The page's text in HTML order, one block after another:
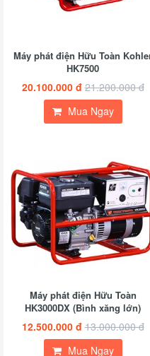
Máy phát điện Hữu Toàn
HK7500
20.100.000 đ 21.200.000 đ
Mua Ngay
Máy phát điện Hữu Toàn
HK3000DX (Bình xăng lớn)
12.500.000 đ 13.000.000 đ
Mua Ngay